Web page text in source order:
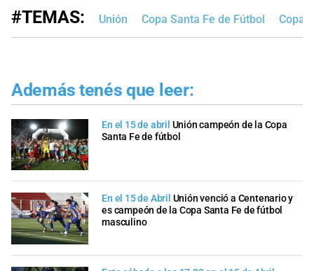
#TEMAS: Unión Copa Santa Fe de Fútbol Copa
Además tenés que leer:
En el 15 de abril Unión campeón de la Copa
Santa Fe de fútbol
En el 15 de Abril Unión venció a Centenario y
es campeón de la Copa Santa Fe de fútbol
masculino